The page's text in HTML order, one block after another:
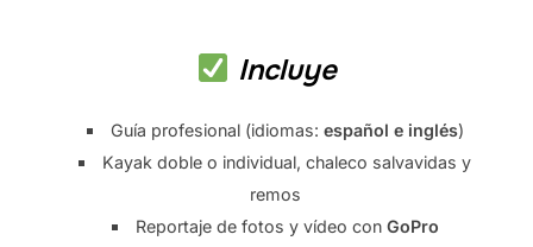
Incluye
Guía profesional (idiomas: español e inglés)
Kayak doble o individual, chaleco salvavidas y
remos
Reportaje de fotos y vídeo con GoPro